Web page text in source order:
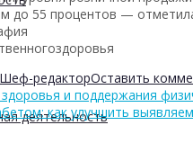
деятельность
до 55 процентов —
Шеф-редакторОставить
и поддержания
как улучшить